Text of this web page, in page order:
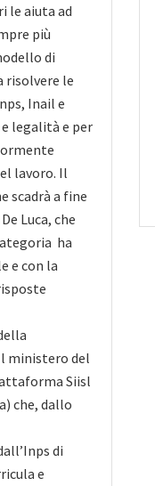
le aiuta ad
più
di
risolvere le
Inail e
legalità e per
lavoro. Il
scadrà a fine
Luca, che
ha
e con la
ministero del
Siisl
che, dallo
di
e